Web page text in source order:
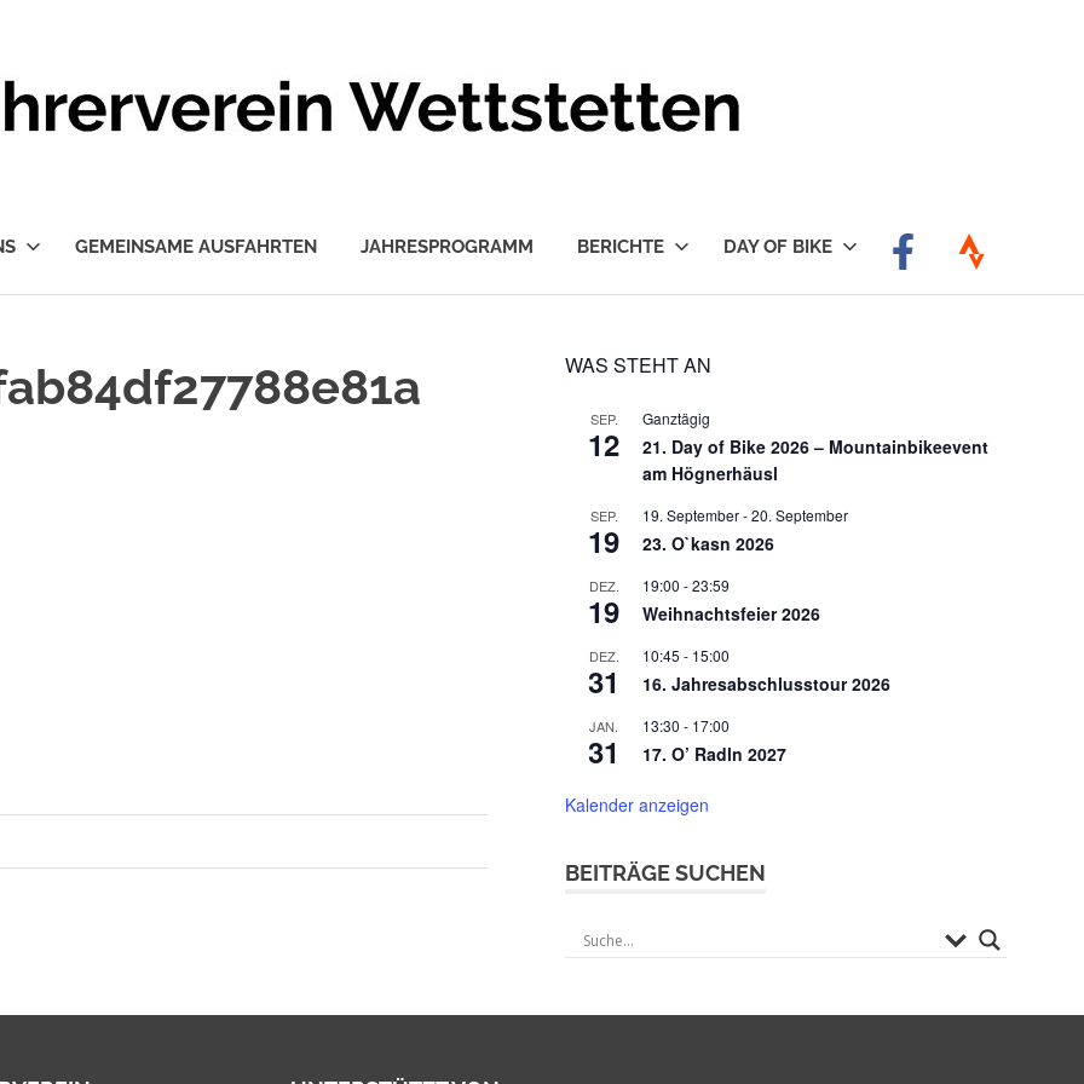
GEMEINSAME AUSFAHRTEN JAHRESPROGRAMM BERICHTE DAY OF BIKE
WAS STEHT AN
SEP.
12
Ganztägig
21. Day of Bike 2026 – Mountainbikeevent
am Högnerhäusl
SEP.
19
19. September-20. September
23. O`kasn 2026
DEZ.
19
19:00 -23:59
Weihnachtsfeier 2026
DEZ.
31
10:45 - 15:00
16. Jahresabschlusstour 2026
JAN.
31
13:30 - 17:00
17. O’ Radln 2027
Kalender anzeigen
BEITRÄGE SUCHEN